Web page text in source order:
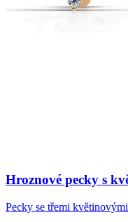
Hroznové pecky s
Pecky se třemi